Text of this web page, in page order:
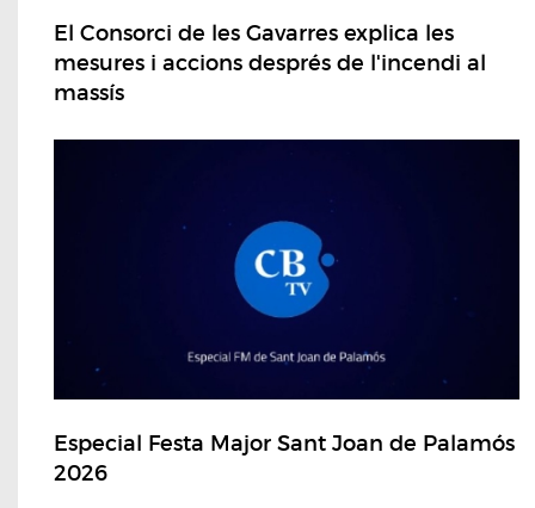
El Consorci de les Gavarres explica les
mesures i accions després de l'incendi al
massís
Especial Festa Major Sant Joan de Palamós
2026